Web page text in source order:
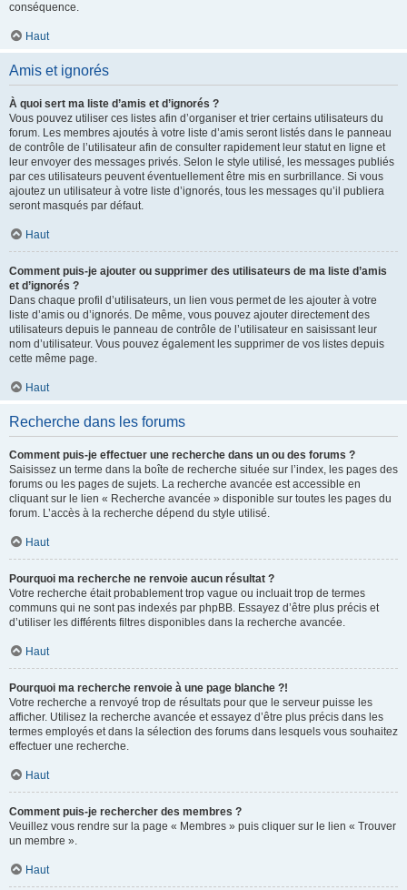
conséquence.
Haut
Amis et ignorés
À quoi sert ma liste d’amis et d’ignorés ?
Vous pouvez utiliser ces listes afin d’organiser et trier certains utilisateurs du
forum. Les membres ajoutés à votre liste d’amis seront listés dans le panneau
de contrôle de l’utilisateur afin de consulter rapidement leur statut en ligne et
leur envoyer des messages privés. Selon le style utilisé, les messages publiés
par ces utilisateurs peuvent éventuellement être mis en surbrillance. Si vous
ajoutez un utilisateur à votre liste d’ignorés, tous les messages qu’il publiera
seront masqués par défaut.
Haut
Comment puis-je ajouter ou supprimer des utilisateurs de ma liste d’amis
et d’ignorés ?
Dans chaque profil d’utilisateurs, un lien vous permet de les ajouter à votre
liste d’amis ou d’ignorés. De même, vous pouvez ajouter directement des
utilisateurs depuis le panneau de contrôle de l’utilisateur en saisissant leur
nom d’utilisateur. Vous pouvez également les supprimer de vos listes depuis
cette même page.
Haut
Recherche dans les forums
Comment puis-je effectuer une recherche dans un ou des forums ?
Saisissez un terme dans la boîte de recherche située sur l’index, les pages des
forums ou les pages de sujets. La recherche avancée est accessible en
cliquant sur le lien « Recherche avancée » disponible sur toutes les pages du
forum. L’accès à la recherche dépend du style utilisé.
Haut
Pourquoi ma recherche ne renvoie aucun résultat ?
Votre recherche était probablement trop vague ou incluait trop de termes
communs qui ne sont pas indexés par phpBB. Essayez d’être plus précis et
d’utiliser les différents filtres disponibles dans la recherche avancée.
Haut
Pourquoi ma recherche renvoie à une page blanche ?!
Votre recherche a renvoyé trop de résultats pour que le serveur puisse les
afficher. Utilisez la recherche avancée et essayez d’être plus précis dans les
termes employés et dans la sélection des forums dans lesquels vous souhaitez
effectuer une recherche.
Haut
Comment puis-je rechercher des membres ?
Veuillez vous rendre sur la page « Membres » puis cliquer sur le lien « Trouver
un membre ».
Haut